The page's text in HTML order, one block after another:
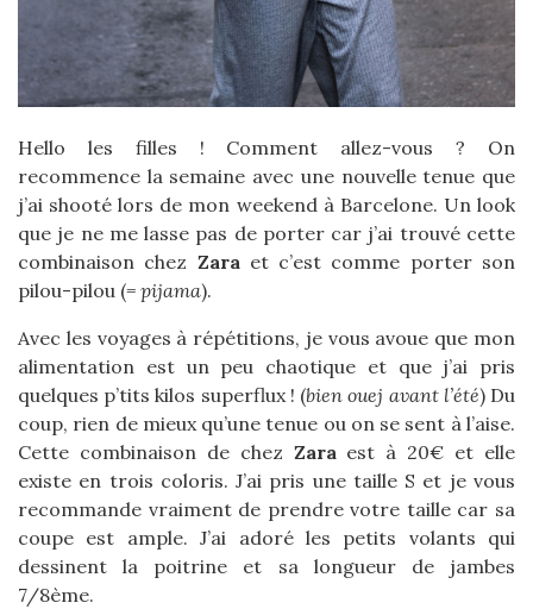
Hello les filles ! Comment allez-vous ? On
recommence la semaine avec une nouvelle tenue que
j’ai shooté lors de mon weekend à Barcelone. Un look
que je ne me lasse pas de porter car j’ai trouvé cette
combinaison chez Zara et c’est comme porter son
pilou-pilou (= pijama).
Avec les voyages à répétitions, je vous avoue que mon
alimentation est un peu chaotique et que j’ai pris
quelques p’tits kilos superflux ! (bien ouej avant l’été) Du
coup, rien de mieux qu’une tenue ou on se sent à l’aise.
Cette combinaison de chez Zara est à 20€ et elle
existe en trois coloris. J’ai pris une taille S et je vous
recommande vraiment de prendre votre taille car sa
coupe est ample. J’ai adoré les petits volants qui
dessinent la poitrine et sa longueur de jambes
7/8ème.